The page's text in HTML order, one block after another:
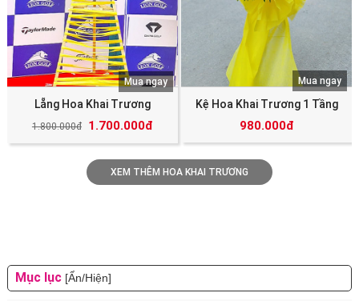
Lẵng Hoa Khai Trương
1.800.000đ 1.700.000đ
Mua ngay
Kệ Hoa Khai Trương 1 Tầng
980.000đ
Mua ngay
XEM THÊM HOA KHAI TRƯƠNG
Mục lục [Ẩn/Hiện]